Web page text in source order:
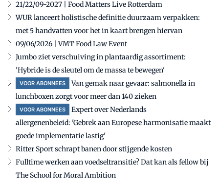
21/22/09-2027 | Food Matters Live Rotterdam
WUR lanceert holistische definitie duurzaam verpakken:
met 5 handvatten voor het in kaart brengen hiervan
09/06/2026 | VMT Food Law Event
Jumbo ziet verschuiving in plantaardig assortiment:
'Hybride is de sleutel om de massa te bewegen'
VOOR ABONNEES
Van gemak naar gevaar: salmonella in
lunchboxen zorgt voor meer dan 140 zieken
VOOR ABONNEES
Expert over Nederlands
allergenenbeleid: 'Gebrek aan Europese harmonisatie maakt
goede implementatie lastig'
Ritter Sport schrapt banen door stijgende kosten
Fulltime werken aan voedseltransitie? Dat kan als fellow bij
The School for Moral Ambition